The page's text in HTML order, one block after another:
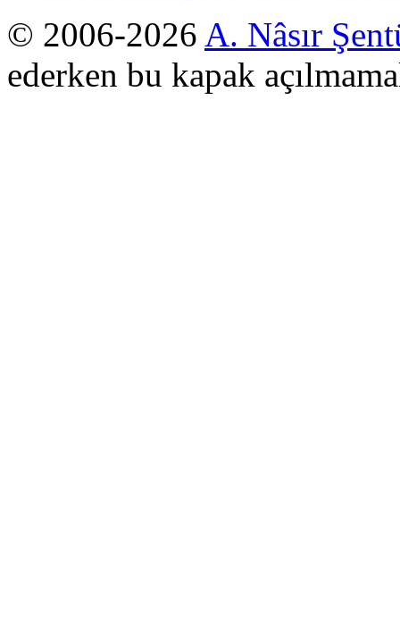
© 2006-2026 A. Nâsır
ederken bu kapak